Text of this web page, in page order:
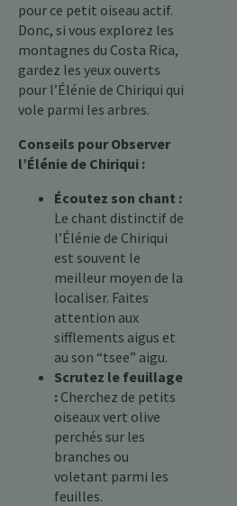
pour ce petit oiseau actif.
Donc, si vous explorez les
montagnes du Costa Rica,
gardez les yeux ouverts
pour l’Élénie de Chiriqui qui
vole parmi les arbres.
Conseils pour Observer
l’Élénie de Chiriqui :
Écoutez son chant :
Le chant distinctif de
l’Élénie de Chiriqui
est souvent le
meilleur moyen de la
localiser. Faites
attention aux
sifflements aigus et
au son “tsee” aigu.
Scrutez le feuillage
: Cherchez de petits
oiseaux vert olive
perchés sur les
branches ou
voletant parmi les
feuilles.